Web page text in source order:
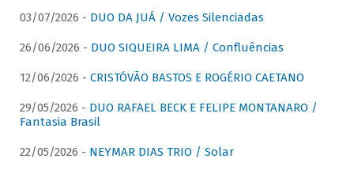
03/07/2026 - DUO DA JUÁ / Vozes Silenciadas
26/06/2026 - DUO SIQUEIRA LIMA / Confluências
12/06/2026 - CRISTÓVÃO BASTOS E ROGÉRIO CAETANO
29/05/2026 - DUO RAFAEL BECK E FELIPE MONTANARO /
Fantasia Brasil
22/05/2026 - NEYMAR DIAS TRIO / Solar